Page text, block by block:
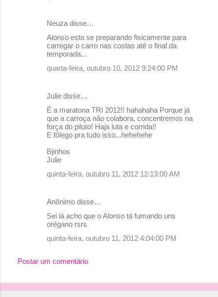
Neuza disse…
Alonso esta se preparando fisicamente para
carregar o carro nas costas até o final da
temporada...
quarta-feira, outubro 10, 2012 9:24:00 PM
Julie disse…
É a maratona TRI 2012!! hahahaha Porque já
que a carroça não colabora, concentremos na
força do piloto! Haja luta e corrida!!
E fôlego pra tudo isso...hehehehe
Bjinhos
Julie
quinta-feira, outubro 11, 2012 12:13:00 AM
Anônimo disse…
Sei lá acho que o Alonso tá fumando uns
orégano rsrs
quinta-feira, outubro 11, 2012 4:04:00 PM
Postar um comentário